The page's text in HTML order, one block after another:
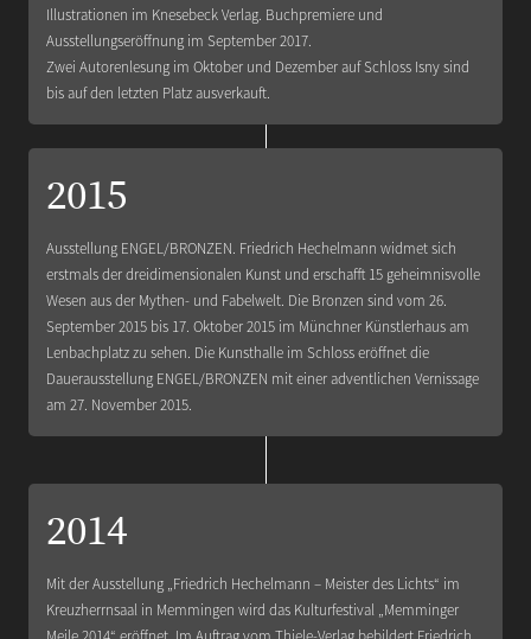
Illustrationen im Knesebeck Verlag. Buchpremiere und
Ausstellungseröffnung im September 2017.
Zwei Autorenlesung im Oktober und Dezember auf Schloss Isny sind
bis auf den letzten Platz ausverkauft.
2015
Ausstellung ENGEL/BRONZEN. Friedrich Hechelmann widmet sich
erstmals der dreidimensionalen Kunst und erschafft 15 geheimnisvolle
Wesen aus der Mythen- und Fabelwelt. Die Bronzen sind vom 26.
September 2015 bis 17. Oktober 2015 im Münchner Künstlerhaus am
Lenbachplatz zu sehen. Die Kunsthalle im Schloss eröffnet die
Dauerausstellung ENGEL/BRONZEN mit einer adventlichen Vernissage
am 27. November 2015.
2014
Mit der Ausstellung „Friedrich Hechelmann – Meister des Lichts“ im
Kreuzherrnsaal in Memmingen wird das Kulturfestival „Memminger